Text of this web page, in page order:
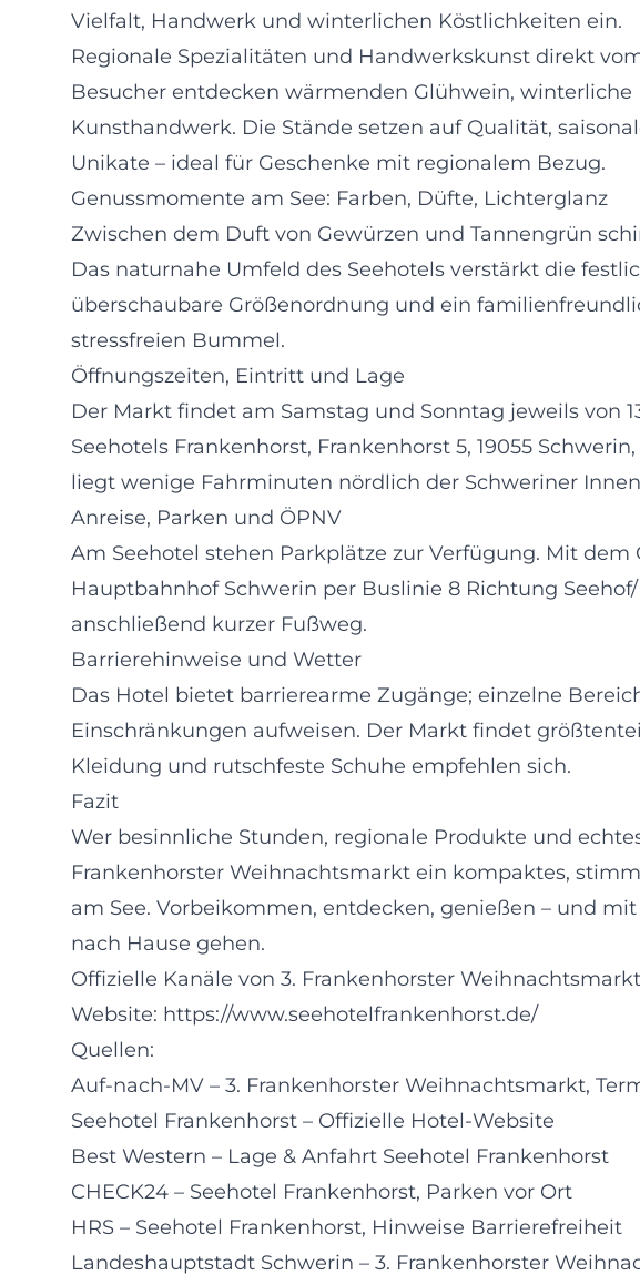
Vielfalt, Handwerk und winterlichen Köstlichkeiten ein.
Regionale Spezialitäten und Handwerkskunst direkt
Besucher entdecken wärmenden Glühwein,
Kunsthandwerk. Die Stände setzen auf Qualität,
Unikate – ideal für Geschenke mit regionalem Bezug.
Genussmomente am See: Farben, Düfte, Lichterglanz
Zwischen dem Duft von Gewürzen und Tannengrün
Das naturnahe Umfeld des Seehotels verstärkt die
überschaubare Größenordnung und ein
stressfreien Bummel.
Öffnungszeiten, Eintritt und Lage
Der Markt findet am Samstag und Sonntag jeweils von
Seehotels Frankenhorst, Frankenhorst 5, 19055
liegt wenige Fahrminuten nördlich der Schweriner
Anreise, Parken und ÖPNV
Am Seehotel stehen Parkplätze zur Verfügung. Mit
Hauptbahnhof Schwerin per Buslinie 8 Richtung
anschließend kurzer Fußweg.
Barrierehinweise und Wetter
Das Hotel bietet barrierearme Zugänge; einzelne
Einschränkungen aufweisen. Der Markt findet
Kleidung und rutschfeste Schuhe empfehlen sich.
Fazit
Wer besinnliche Stunden, regionale Produkte und
Frankenhorster Weihnachtsmarkt ein kompaktes,
am See. Vorbeikommen, entdecken, genießen – und
nach Hause gehen.
Offizielle Kanäle von 3. Frankenhorster
Website: https://www.seehotelfrankenhorst.de/
Quellen:
Auf-nach-MV – 3. Frankenhorster Weihnachtsmarkt,
Seehotel Frankenhorst – Offizielle Hotel-Website
Best Western – Lage & Anfahrt Seehotel Frankenhorst
CHECK24 – Seehotel Frankenhorst, Parken vor Ort
HRS – Seehotel Frankenhorst, Hinweise Barrierefreiheit
Landeshauptstadt Schwerin – 3. Frankenhorster